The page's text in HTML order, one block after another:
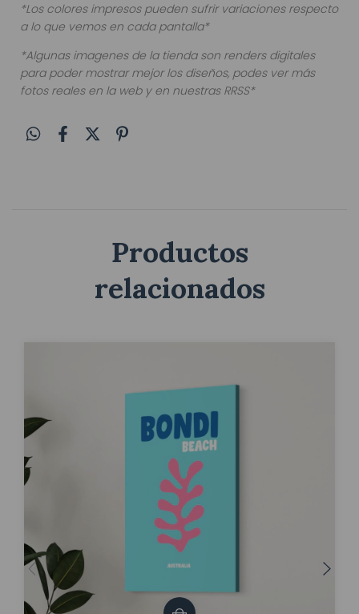
*Los colores impresos pueden sufrir variaciones respecto
a lo que vemos en cada pantalla*
*Algunas imagenes de la tienda son renders digitales
para poder mostrar mejor los diseños, podes ver más
fotos reales en la web y en nuestras RRSS*
Productos
relacionados